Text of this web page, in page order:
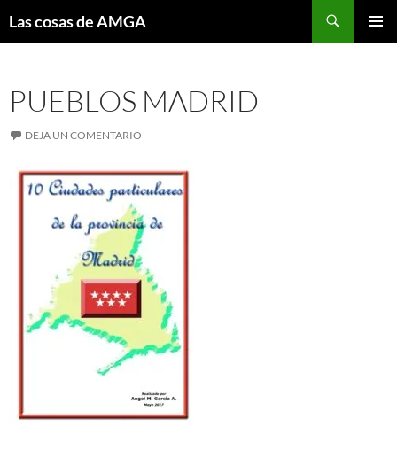
Las cosas de AMGA
PUEBLOS MADRID
DEJA UN COMENTARIO